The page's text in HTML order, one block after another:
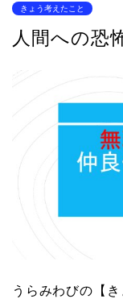
きょう考えたこと
人間への恐
うらみわびの【